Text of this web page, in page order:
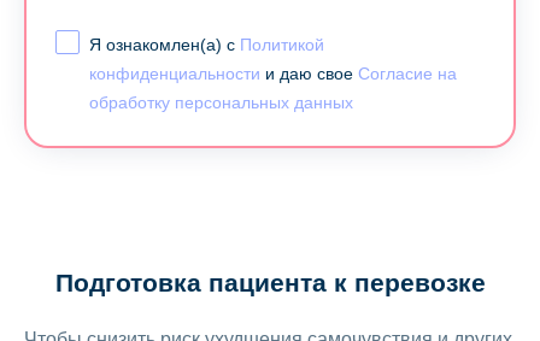
Я ознакомлен(а) с Политикой
конфиденциальности и даю свое Согласие на
обработку персональных данных
Подготовка пациента к перевозке